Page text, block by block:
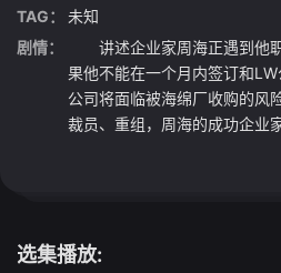
TAG：
未知
剧情：
讲述企业家周海正遇到他
果他不能在一个月内签订和
公司将面临被海绵厂收购的风
裁员、重组，周海的成功企业
选集播放: